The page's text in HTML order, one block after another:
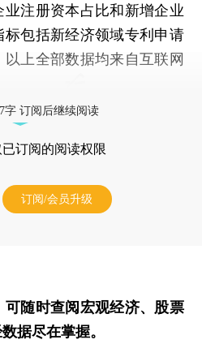
注册资本占比和新增企业
包括新经济领域专利申请
上全部数据均来自互联网
字 订阅后继续阅读
已订阅的阅读权限
订阅/会员升级
可随时查阅宏观经济、股票
据尽在掌握。